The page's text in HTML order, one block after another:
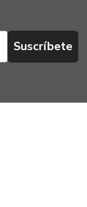
Suscríbete